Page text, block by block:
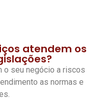
atendem os
o seu negócio a riscos
as normas e